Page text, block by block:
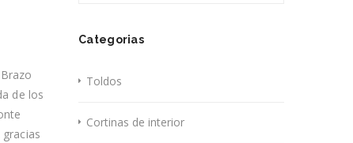
de los
Categorias
Toldos
Cortinas de interior